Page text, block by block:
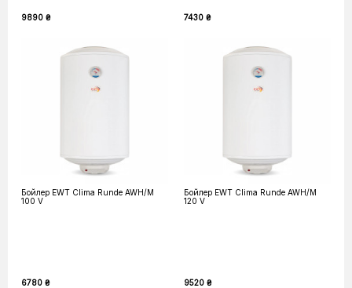
9890 ₴ 7430 ₴
Бойлер EWT Clima Runde AWH/M
100 V
6780 ₴
Бойлер EWT Clima Runde AWH/M
120 V
9520 ₴